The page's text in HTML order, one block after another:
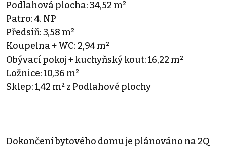
Podlahová plocha: 34,52 m²
Patro: 4. NP
Předsíň: 3,58 m²
Koupelna + WC: 2,94 m²
Obývací pokoj + kuchyňský kout: 16,22 m²
Ložnice: 10,36 m²
Sklep: 1,42 m² z Podlahové plochy
Dokončení bytového domu je plánováno na 2Q